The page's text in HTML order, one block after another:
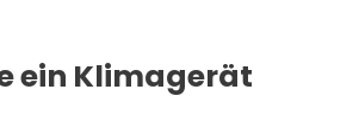
ein Klimagerät